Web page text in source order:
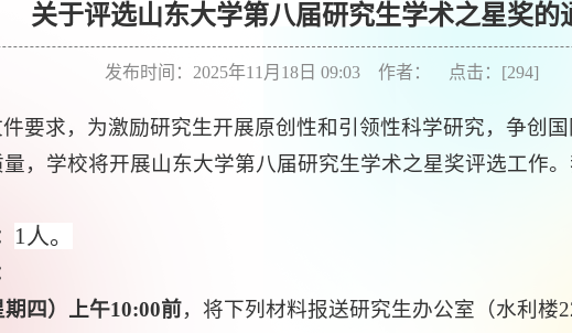
关于评选山东大学第八届研究生学术之星奖的
发布时间：2025年11月18日 09:03 作者： 点击：[294]
要求，为激励研究生开展原创性和引领性科学研究，争创
，学校将开展山东大学第八届研究生学术之星奖评选工作
1人。
期四）上午10:00前，将下列材料报送研究生办公室（水利楼